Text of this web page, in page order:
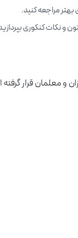
بهتر مراجعه کنید.
و نکات کنکوری
و معلمان قرار